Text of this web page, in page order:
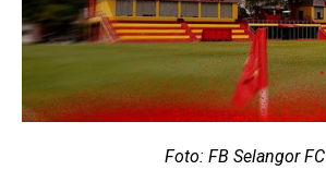
Foto: FB Selangor FC